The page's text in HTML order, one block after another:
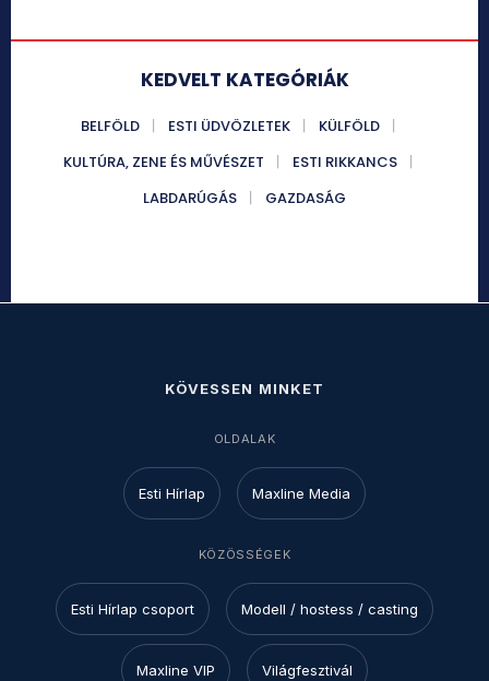
KEDVELT KATEGÓRIÁK
BELFÖLD ESTI ÜDVÖZLETEK
KÜLFÖLD
KULTÚRA, ZENE ÉS MŰVÉSZET
ESTI RIKKANCS
LABDARÚGÁS
GAZDASÁG
KÖVESSEN MINKET
OLDALAK
Esti Hírlap Maxline Media
KÖZÖSSÉGEK
Esti Hírlap csoport Modell / hostess / casting
Maxline VIP Világfesztivál